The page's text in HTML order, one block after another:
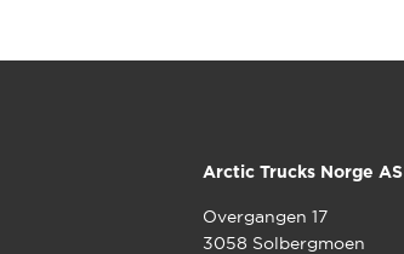
Arctic Trucks Norge AS
Overgangen 17
3058 Solbergmoen